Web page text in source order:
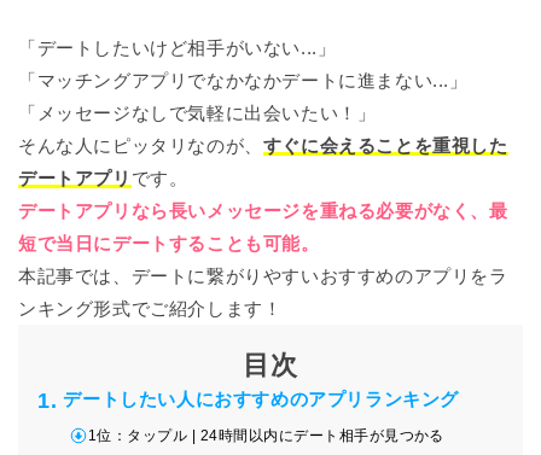
「デートしたいけど相手がいない...」
「マッチングアプリでなかなかデートに進まない...」
「メッセージなしで気軽に出会いたい！」
そんな人にピッタリなのが、 すぐに会えることを重視した
デートアプリ です。
デートアプリなら長いメッセージを重ねる必要がなく、最
短で当日にデートすることも可能。
本記事では、デートに繋がりやすいおすすめのアプリをラ
ンキング形式でご紹介します！
目次
デートしたい人におすすめのアプリランキング
1位：タップル | 24時間以内にデート相手が見つかる